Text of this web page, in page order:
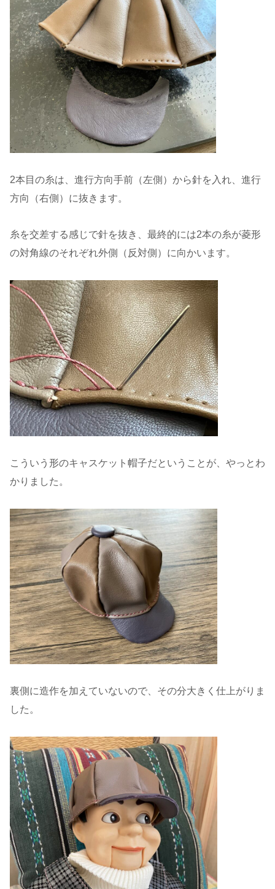
2本目の糸は、進行方向手前（左側）から針を入れ、進行
方向（右側）に抜きます。
糸を交差する感じで針を抜き、最終的には2本の糸が菱形
の対角線のそれぞれ外側（反対側）に向かいます。
こういう形のキャスケット帽子だということが、やっとわ
かりました。
裏側に造作を加えていないので、その分大きく仕上がりま
した。